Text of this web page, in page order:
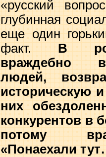
«русский
глубинная
еще один
факт. В
враждебно
людей,
историческую
них
конкурентов в
потому
«Понаехали